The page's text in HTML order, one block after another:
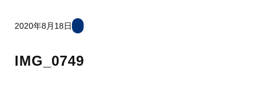
2020年8月18日
IMG_0749